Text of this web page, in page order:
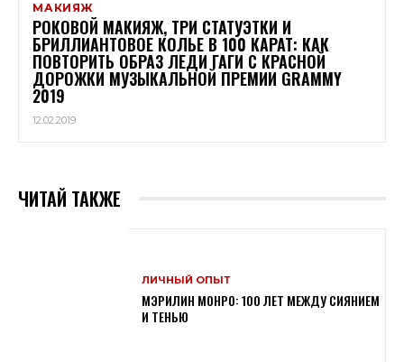
МАКИЯЖ
РОКОВОЙ МАКИЯЖ, ТРИ СТАТУЭТКИ И
БРИЛЛИАНТОВОЕ КОЛЬЕ В 100 КАРАТ: КАК
ПОВТОРИТЬ ОБРАЗ ЛЕДИ ГАГИ С КРАСНОЙ
ДОРОЖКИ МУЗЫКАЛЬНОЙ ПРЕМИИ GRAMMY
2019
12.02.2019
ЧИТАЙ ТАКЖЕ
ЛИЧНЫЙ ОПЫТ
МЭРИЛИН МОНРО: 100 ЛЕТ МЕЖДУ СИЯНИЕМ
И ТЕНЬЮ